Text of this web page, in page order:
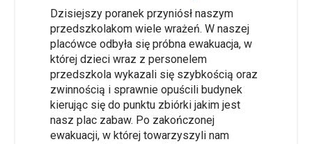
Dzisiejszy poranek przyniósł naszym
przedszkolakom wiele wrażeń. W naszej
placówce odbyła się próbna ewakuacja, w
której dzieci wraz z personelem
przedszkola wykazali się szybkością oraz
zwinnością i sprawnie opuścili budynek
kierując się do punktu zbiórki jakim jest
nasz plac zabaw. Po zakończonej
ewakuacji, w której towarzyszyli nam